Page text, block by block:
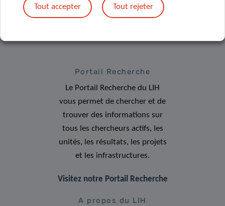
Portail Recherche
Le Portail Recherche du LIH
vous permet de chercher et de
trouver des informations sur
tous les chercheurs actifs, les
unités, les résultats, les projets
et les infrastructures.
Visitez notre Portail Recherche
A propos du LIH
Tout accepter Tout rejeter